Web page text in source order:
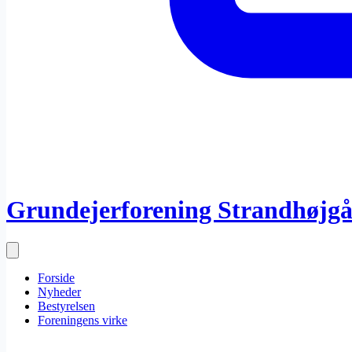
Grundejerforening
Forside
Nyheder
Bestyrelsen
Foreningens virke